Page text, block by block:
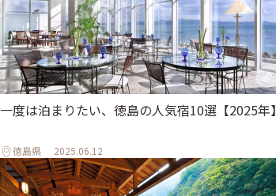
一度は泊まりたい、徳島の人気宿10選【2025年】
徳島県 2025.06.12